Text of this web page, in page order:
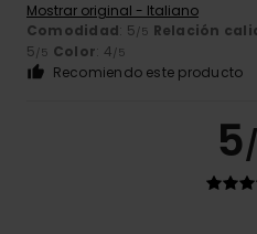
Mostrar original - Italiano
Comodidad: 5/5 Relación
5/5 Color: 4/5
Recomiendo este producto
5